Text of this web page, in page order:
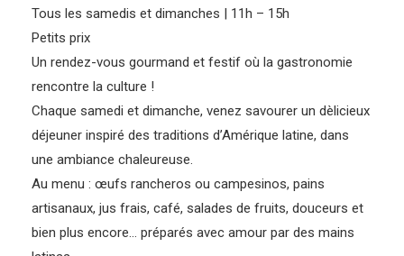
Tous les samedis et dimanches | 11h – 15h
Petits prix
Un rendez-vous gourmand et festif où la gastronomie
rencontre la culture !
Chaque samedi et dimanche, venez savourer un dèlicieux
déjeuner inspiré des traditions d’Amérique latine, dans
une ambiance chaleureuse.
Au menu : œufs rancheros ou campesinos, pains
artisanaux, jus frais, café, salades de fruits, douceurs et
bien plus encore… préparés avec amour par des mains